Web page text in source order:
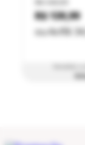
Colecionável
roupa rosa e pelo
para conquistar
boneco